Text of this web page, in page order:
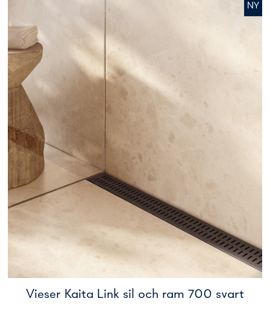
NY
Vieser Kaita Link sil och ram 700 svart